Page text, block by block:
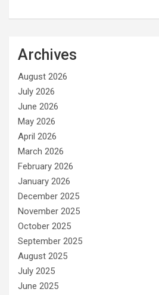
Archives
August 2026
July 2026
June 2026
May 2026
April 2026
March 2026
February 2026
January 2026
December 2025
November 2025
October 2025
September 2025
August 2025
July 2025
June 2025